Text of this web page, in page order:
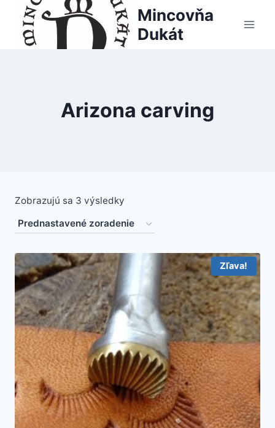
content
Mincovňa
Dukát
Arizona carving
Zobrazujú sa 3 výsledky
Zľava!